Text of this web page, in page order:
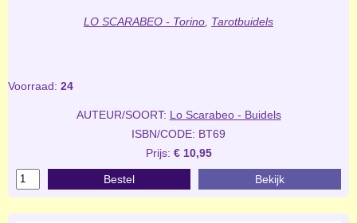
LO SCARABEO - Torino, Tarotbuidels
Voorraad: 24
AUTEUR/SOORT: Lo Scarabeo - Buidels
ISBN/CODE: BT69
Prijs: € 10,95
Bestel Bekijk